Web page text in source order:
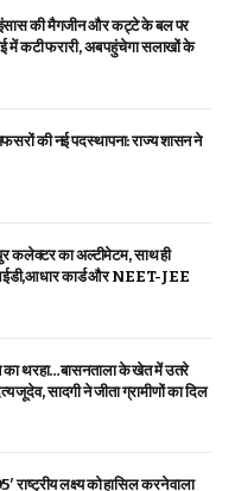
इंसास की मैगजीन और कट्टे के बल पर
में कटी फरारी, अब पहुंचेगा सलाखों के
की नई पदस्थापना: राज्य शासन ने
कलेक्टर का अल्टीमेटम, साथ ही
आईडी,आधार कार्ड और NEET-JEE
का थरहा…बासनताला के खेत में उतरे
जूदेव, सादगी ने जीता ग्रामीणों का दिल
लक्ष्य को हासिल करने वाला